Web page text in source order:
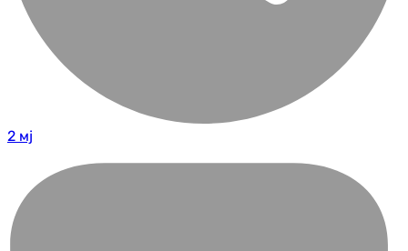
2 мј